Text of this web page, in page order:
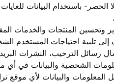
باستخدام البيانات للغايات
وتحسين المنتجات والخدمات
تلبية احتياجات المستخدم
الترحيب، النشرات البريدية
الشخصية والبيانات في أي
المعلومات والبيانات لأي موقع